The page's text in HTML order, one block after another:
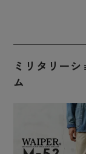
ミリタリー
ム